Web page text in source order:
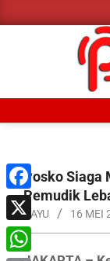
to
MenuPosko Siaga
Pemudik
BAYU 16 MEI
Facebook
X